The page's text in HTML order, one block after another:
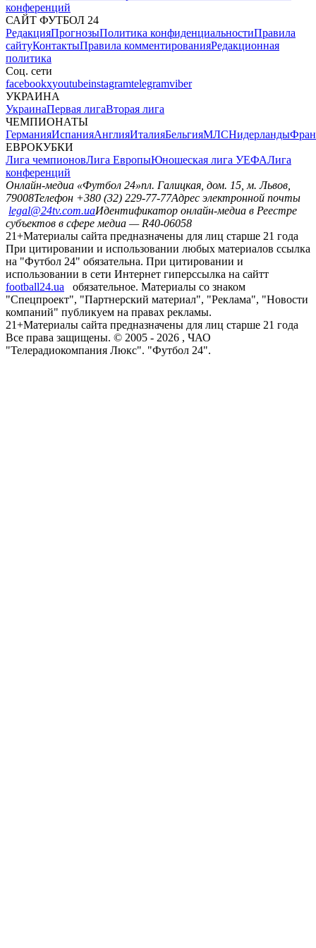
конференций
САЙТ ФУТБОЛ 24
РедакцияПрогнозыПолитика конфиденциальностиПравила
сайтуКонтактыПравила комментированияРедакционная
политика
Соц. сети
facebookxyoutubeinstagramtelegramviber
УКРАИНА
УкраинаПервая лигаВторая лига
ЧЕМПИОНАТЫ
ГерманияИспанияАнглияИталияБельгияМЛСНидерланды
ЕВРОКУБКИ
Лига чемпионовЛига ЕвропыЮношеская лига УЕФАЛига
конференций
Онлайн-медиа «Футбол 24»пл. Галицкая, дом. 15, м. Львов,
79008Телефон +380 (32) 229-77-77Адрес электронной почты
legal@24tv.com.uaИдентификатор онлайн-медиа в Реестре
субъектов в сфере медиа — R40-06058
21+Материалы сайта предназначены для лиц старше 21 года
При цитировании и использовании любых материалов ссылка
на "Футбол 24" обязательна. При цитировании и
использовании в сети Интернет гиперссылка на сайтт
football24.ua
обязательное. Материалы со знаком
"Спецпроект", "Партнерский материал", "Реклама", "Новости
компаний" публикуем на правах рекламы.
21+Материалы сайта предназначены для лиц старше 21 года
Все права защищены. © 2005 - 2026 , ЧАО
"Телерадиокомпания Люкс". "Футбол 24".